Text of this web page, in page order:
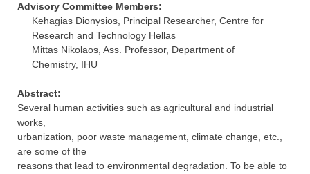
Advisory Committee Members:
Kehagias Dionysios, Principal Researcher, Centre for
Research and Technology Hellas
Mittas Nikolaos, Ass. Professor, Department of
Chemistry, IHU
Abstract:
Several human activities such as agricultural and industrial
works,
urbanization, poor waste management, climate change, etc.,
are some of the
reasons that lead to environmental degradation. To be able to